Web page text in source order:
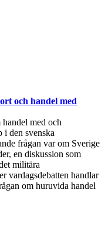
och handel med
med och
i den svenska
frågan var om Sverige
en diskussion som
militära
vardagsdebatten handlar
om huruvida handel